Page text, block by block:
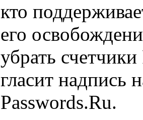
кто
его
убрать
гласит надпись
Passwords.Ru.